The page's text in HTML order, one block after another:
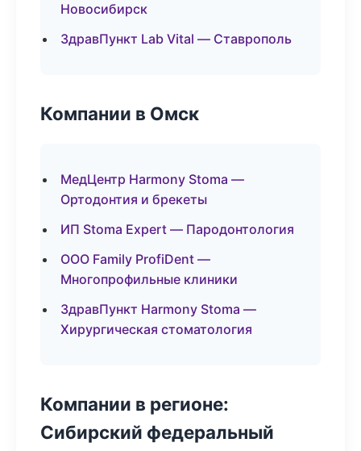
Новосибирск
ЗдравПункт Lab Vital — Ставрополь
Компании в Омск
МедЦентр Harmony Stoma —
Ортодонтия и брекеты
ИП Stoma Expert — Пародонтология
ООО Family ProfiDent —
Многопрофильные клиники
ЗдравПункт Harmony Stoma —
Хирургическая стоматология
Компании в регионе:
Сибирский федеральный